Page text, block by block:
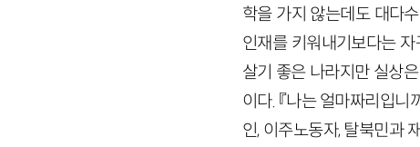
학을 가지 않는데도 대다
인재를 키워내기보다는
살기 좋은 나라지만 실상
이다. 『나는 얼마짜리입니
인, 이주노동자, 탈북민과